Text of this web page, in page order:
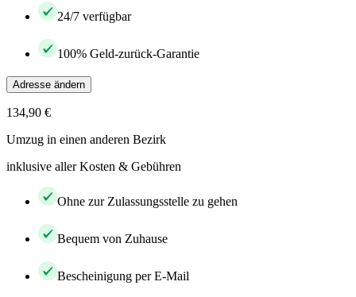
24/7 verfügbar
100% Geld-zurück-Garantie
Adresse ändern
134,90 €
Umzug in einen anderen Bezirk
inklusive aller Kosten & Gebühren
Ohne zur Zulassungsstelle zu gehen
Bequem von Zuhause
Bescheinigung per E-Mail